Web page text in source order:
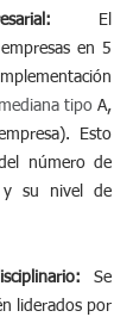
El
en 5
tipo
Esto
número de
y su nivel de
Se
liderados por